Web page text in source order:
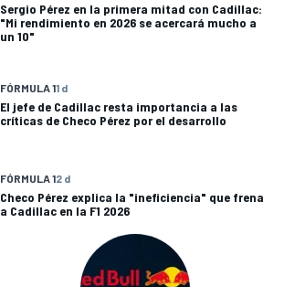
Sergio Pérez en la primera mitad con Cadillac:
"Mi rendimiento en 2026 se acercará mucho a
un 10"
FÓRMULA 11 d
El jefe de Cadillac resta importancia a las
críticas de Checo Pérez por el desarrollo
FÓRMULA 12 d
Checo Pérez explica la "ineficiencia" que frena
a Cadillac en la F1 2026